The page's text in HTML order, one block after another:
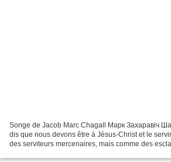
Songe de Jacob Marc Chagall Марк Захаравiч
dis que nous devons être à Jésus-Christ et le
des serviteurs mercenaires, mais comme des